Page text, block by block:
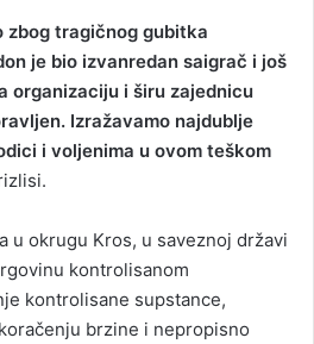
zbog tragičnog gubitka
je bio izvanredan saigrač i još
organizaciju i širu zajednicu
Izražavamo najdublje
i voljenima u ovom teškom
u okrugu Kros, u saveznoj državi
kontrolisanom
kontrolisane supstance,
brzine i nepropisno